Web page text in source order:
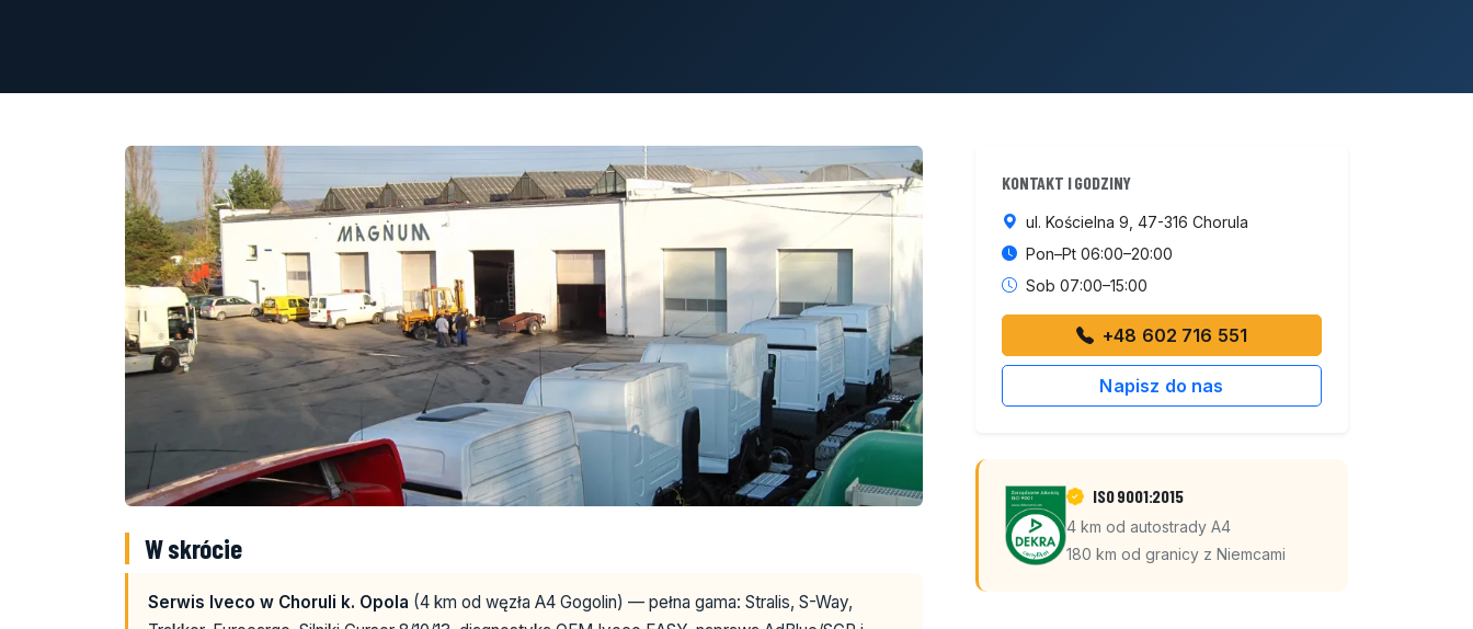
W skrócie
Serwis Iveco w Choruli k. Opola (4 km od węzła A4 Gogolin) — pełna gama: Stralis, S-Way,
KONTAKT I GODZINY
ul. Kościelna 9, 47-316 Chorula
Pon–Pt 06:00–20:00
Sob 07:00–15:00
+48 602 716 551
Napisz do nas
ISO 9001:2015
4 km od autostrady A4
180 km od granicy z Niemcami